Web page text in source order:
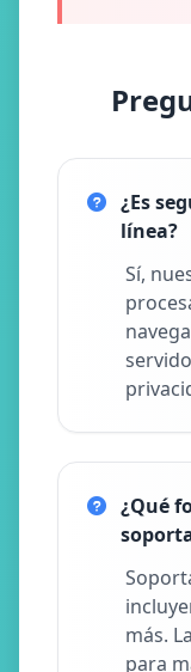
¿Es
línea?
Sí,
¿Qué
más.
para